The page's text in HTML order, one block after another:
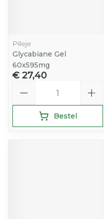
Pileje
Glycabiane Gel
60x595mg
€ 27,40
Bestel